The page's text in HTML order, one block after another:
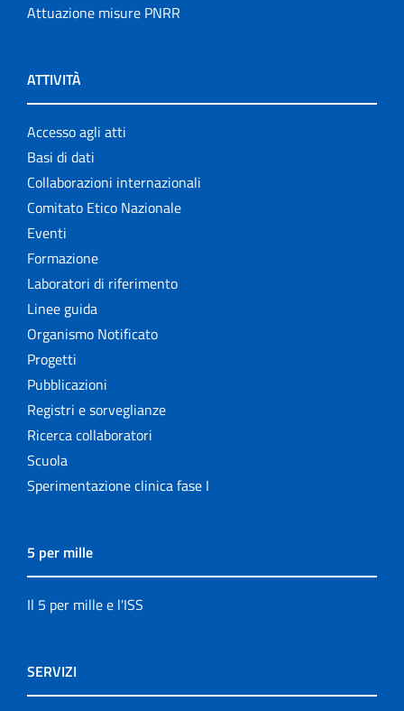
Attuazione misure PNRR
ATTIVITÀ
Accesso agli atti
Basi di dati
Collaborazioni internazionali
Comitato Etico Nazionale
Eventi
Formazione
Laboratori di riferimento
Linee guida
Organismo Notificato
Progetti
Pubblicazioni
Registri e sorveglianze
Ricerca collaboratori
Scuola
Sperimentazione clinica fase I
5 per mille
Il 5 per mille e l'ISS
SERVIZI